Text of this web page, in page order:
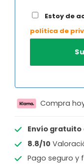
Estoy de
política de
Compra
Envío gratuito
8.8/10
Pago seguro y